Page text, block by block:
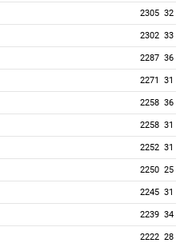
2305 32
2302 33
2287 36
2271 31
2258 36
2258 31
2252 31
2250 25
2245 31
2239 34
2222 28